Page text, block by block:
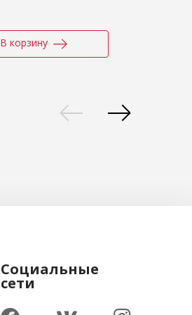
В корзину
Социальные
сети